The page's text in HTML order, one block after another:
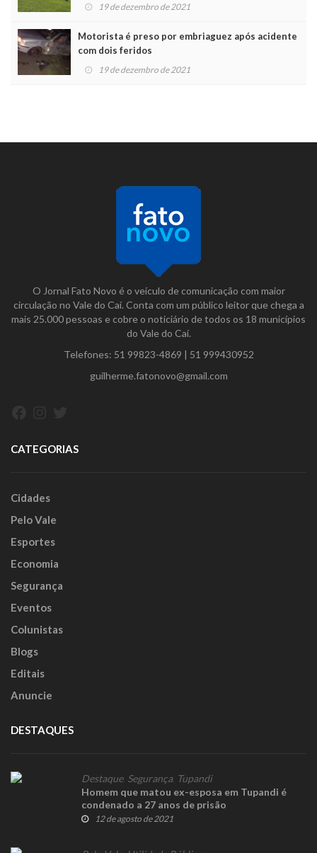
19 de dezembro de 2021
Motorista é preso por embriaguez após acidente
com dois feridos
19 de dezembro de 2021
O Jornal Fato Novo é o veículo de comunicação com maior
circulação no Vale do Caí. Conta com um público leitor que chega a
mais 25.000 pessoas e cobre o noticiário de todos os 18 municípios
do Vale do Caí.
Telefones: 51 99823-4869 | 51 999430952
guilherme.fatonovo@gmail.com
CATEGORIAS
Cidades
Pelo Vale
Esportes
Economia
Segurança
Eventos
Colunistas
Blogs
Editais
Anuncie
DESTAQUES
Destaque, Segurança, Tupandi
Homem que matou ex-esposa em Tupandi é
condenado a 27 anos de prisão
12 de agosto de 2021